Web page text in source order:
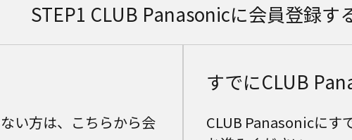
STEP1 CLUB Panasonicに会員登録す
い方は、こちらから会
すでにCLUB
CLUB Panasonicにす